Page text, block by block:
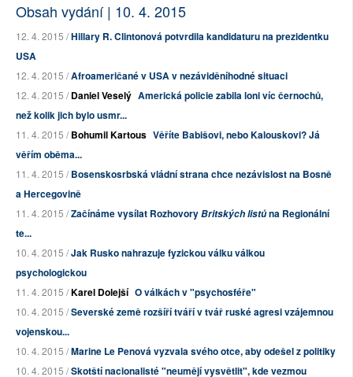
Obsah vydání | 10. 4. 2015
12. 4. 2015 /Hillary R. Clintonová potvrdila kandidaturu na prezidentku
USA
12. 4. 2015 /Afroameričané v USA v nezáviděníhodné situaci
12. 4. 2015 /Daniel Veselý Americká policie zabila loni víc černochů,
než kolik jich bylo usmr...
11. 4. 2015 /Bohumil Kartous Věříte Babišovi, nebo Kalouskovi? Já
věřím oběma...
11. 4. 2015 /Bosenskosrbská vládní strana chce nezávislost na Bosně
a Hercegovině
11. 4. 2015 /Začínáme vysílat RozhovoryBritských listůna Regionální
te...
10. 4. 2015 /Jak Rusko nahrazuje fyzickou válku válkou
psychologickou
11. 4. 2015 /Karel Dolejší O válkách v "psychosféře"
10. 4. 2015 /Severské země rozšíří tváří v tvář ruské agresi vzájemnou
vojenskou...
10. 4. 2015 /Marine Le Penová vyzvala svého otce, aby odešel z politiky
10. 4. 2015 /Skotští nacionalisté "neumějí vysvětlit", kde vezmou